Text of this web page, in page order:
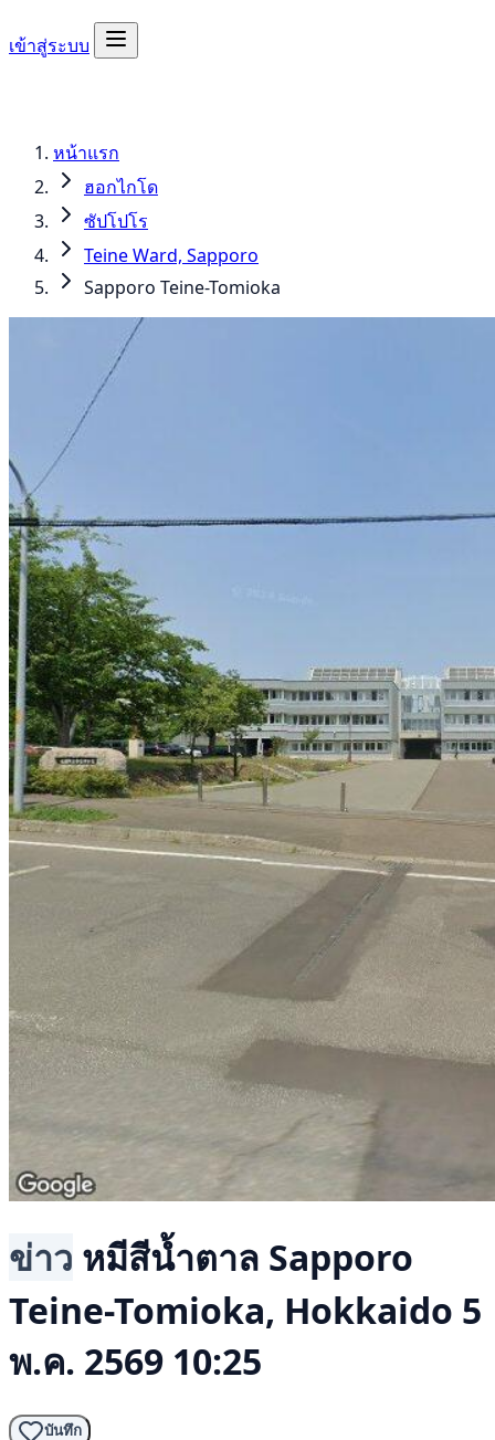
เข้าสู่ระบบ
หน้าแรก
ฮอกไกโด
ซัปโปโร
Teine Ward, Sapporo
Sapporo Teine-Tomioka
ข่าว หมีสีน้ำตาล Sapporo
Teine-Tomioka, Hokkaido 5
พ.ค. 2569 10:25
บันทึก